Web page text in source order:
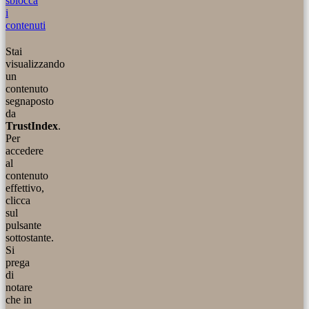
i
contenuti
Stai
visualizzando
un
contenuto
segnaposto
da
TrustIndex.
Per
accedere
al
contenuto
effettivo,
clicca
sul
pulsante
sottostante.
Si
prega
di
notare
che in